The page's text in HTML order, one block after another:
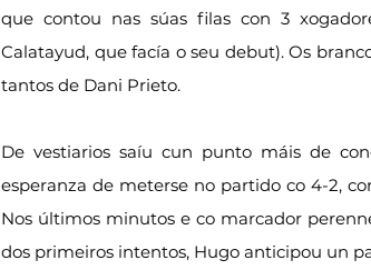
que contou nas súas filas con 3
Calatayud, que facía o seu debut). Os
tantos de Dani Prieto.
De vestiarios saíu cun punto máis de
esperanza de meterse no partido co 4-2,
Nos últimos minutos e co marcador
dos primeiros intentos, Hugo anticipou un